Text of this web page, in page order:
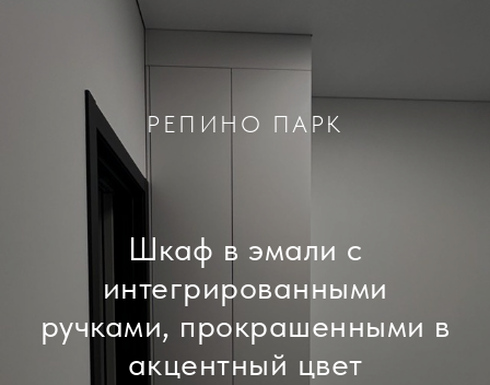
РЕПИНО ПАРК
Шкаф в эмали с
интегрированными
ручками, прокрашенными в
акцентный цвет